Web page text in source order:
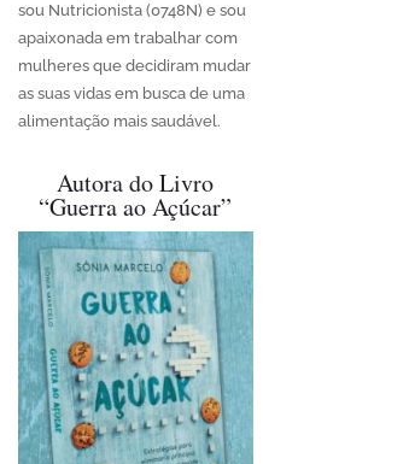
sou Nutricionista (0748N) e sou
apaixonada em trabalhar com
mulheres que decidiram mudar
as suas vidas em busca de uma
alimentação mais saudável.
Autora do Livro
“Guerra ao Açúcar”